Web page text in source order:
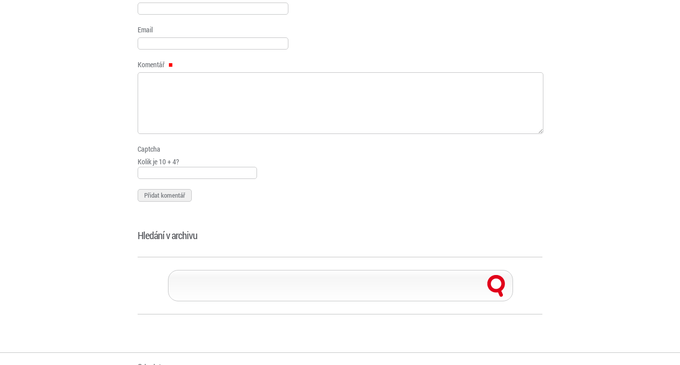
Email
Komentář
Captcha
Kolik je 10 + 4?
Hledání v archivu